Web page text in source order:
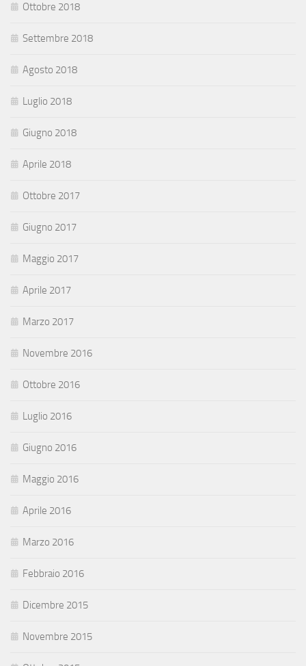
Ottobre 2018
Settembre 2018
Agosto 2018
Luglio 2018
Giugno 2018
Aprile 2018
Ottobre 2017
Giugno 2017
Maggio 2017
Aprile 2017
Marzo 2017
Novembre 2016
Ottobre 2016
Luglio 2016
Giugno 2016
Maggio 2016
Aprile 2016
Marzo 2016
Febbraio 2016
Dicembre 2015
Novembre 2015